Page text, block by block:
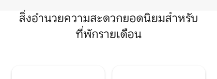
สิ่งอำนวยความสะดวกยอดนิยมสำหรับ
ที่พักรายเดือน